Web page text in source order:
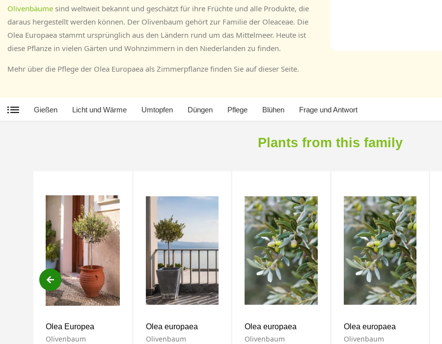
Olivenbäume sind weltweit bekannt und geschätzt für ihre Früchte und alle Produkte, die
daraus hergestellt werden können. Der Olivenbaum gehört zur Familie der Oleaceae. Die
Olea Europaea stammt ursprünglich aus den Ländern rund um das Mittelmeer. Heute ist
diese Pflanze in vielen Gärten und Wohnzimmern in den Niederlanden zu finden.
Mehr über die Pflege der Olea Europaea als Zimmerpflanze finden Sie auf dieser Seite.
Plants from this family
Olea Europea
Olivenbaum
Olea europaea
Olivenbaum
Olea europaea
Olivenbaum
Olea europaea
Olivenbaum
Gießen Licht und Wärme Umtopfen Düngen Pflege Blühen Frage und Antwort